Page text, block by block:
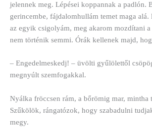
jelennek meg. Lépései koppannak a padlón.
gerincembe, fájdalomhullám temet maga
az egyik csigolyám, meg akarom mozdítani a
nem történik semmi. Órák kellenek majd,
– Engedelmeskedj! – üvölti gyűlölettől
megnyúlt szemfogakkal.
Nyálka fröccsen rám, a bőrömig mar, mintha
Szűkölök, rángatózok, hogy szabadulni
megy.